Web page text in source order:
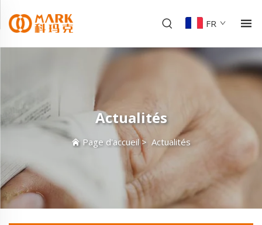
FR
Actualités
Page d'accueil> Actualités